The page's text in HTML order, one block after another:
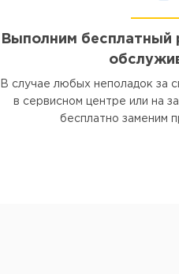
Выполним бесплатный
В случае любых неполадок за
в сервисном центре или на
бесплатно заменим